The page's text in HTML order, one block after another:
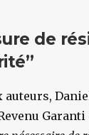
de
auteurs,